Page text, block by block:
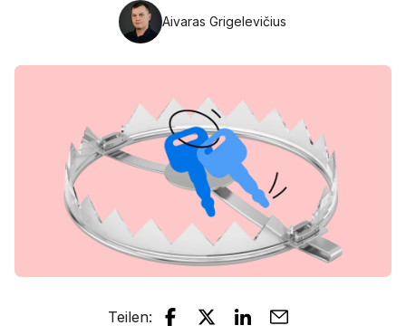
Aivaras Grigelevičius
Teilen: